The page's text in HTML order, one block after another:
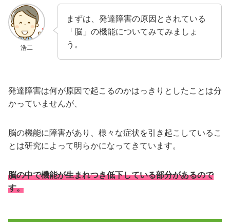
浩二
まずは、発達障害の原因とされている
「脳」の機能についてみてみましょ
う。
発達障害は何が原因で起こるのかはっきりとしたことは分
かっていませんが、
脳の機能に障害があり、様々な症状を引き起こしているこ
とは研究によって明らかになってきています。
脳の中で機能が生まれつき低下している部分があるので
す。